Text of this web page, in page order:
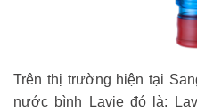
Trên thị trường hiện tại
nước bình Lavie đó là: